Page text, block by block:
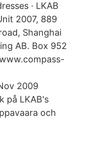
· LKAB
2007, 889
Shanghai
AB. Box 952
2009
på LKAB's
och